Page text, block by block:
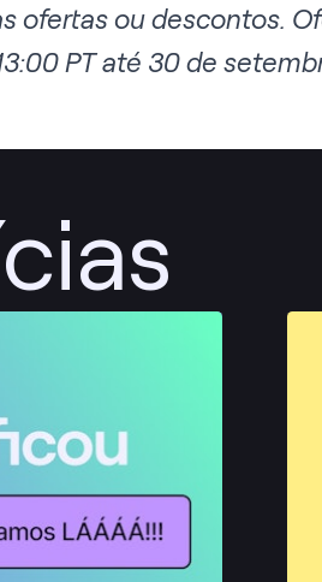
ofertas ou descontos.
PT até 30 de